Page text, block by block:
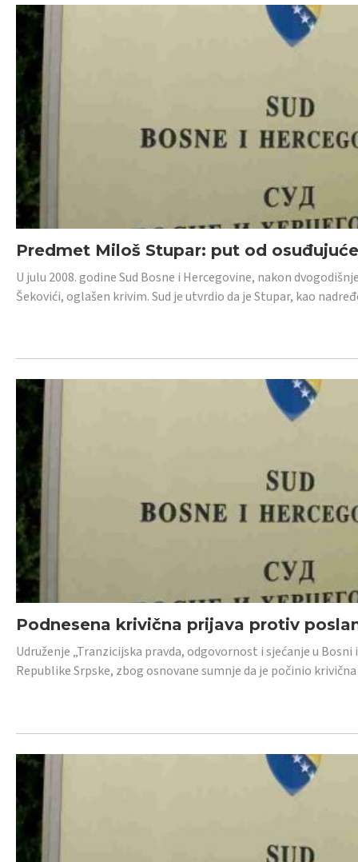
Predmet Miloš Stupar: put od
U julu 2008. godine Sud Bosne i Hercegovine, nakon
Šekovići, oglašen krivim. Sud je utvrdio da je Stupar, kao
Podnesena krivična prijava protiv
Udruženje „Tranzicijska pravda, odgovornost i sjećanje u
Republike Srpske, zbog osnovane sumnje da je počinio